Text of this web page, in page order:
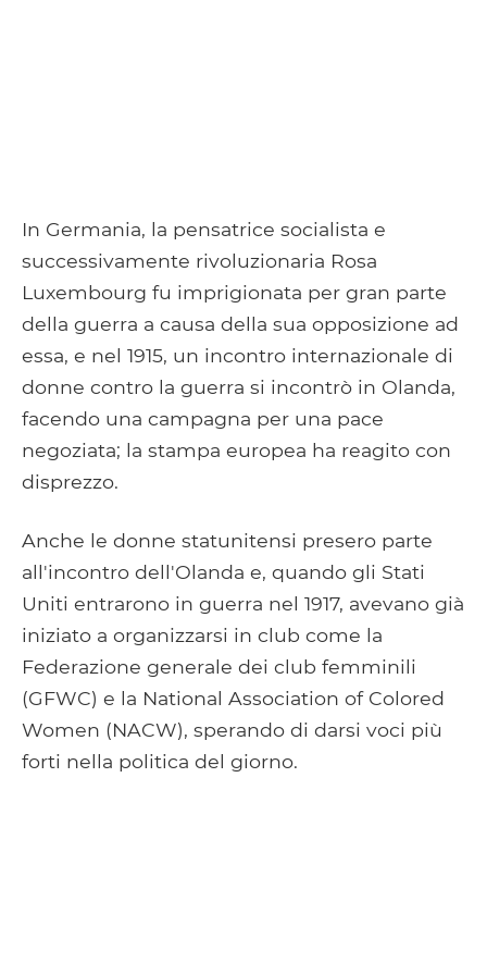
In Germania, la pensatrice socialista e
successivamente rivoluzionaria Rosa
Luxembourg fu imprigionata per gran parte
della guerra a causa della sua opposizione ad
essa, e nel 1915, un incontro internazionale di
donne contro la guerra si incontrò in Olanda,
facendo una campagna per una pace
negoziata; la stampa europea ha reagito con
disprezzo.
Anche le donne statunitensi presero parte
all'incontro dell'Olanda e, quando gli Stati
Uniti entrarono in guerra nel 1917, avevano già
iniziato a organizzarsi in club come la
Federazione generale dei club femminili
(GFWC) e la National Association of Colored
Women (NACW), sperando di darsi voci più
forti nella politica del giorno.